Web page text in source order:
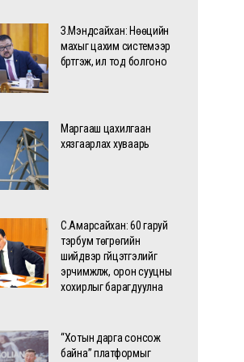
З.Мэндсайхан: Нөөцийн
махыг цахим системээр
бүртгэж, ил тод болгоно
Маргааш цахилгаан
хязгаарлах хуваарь
С.Амарсайхан: 60 гаруй
тэрбум төгрөгийн
шийдвэр гүйцэтгэлийг
эрчимжүүлж, орон сууцны
хохирлыг барагдуулна
“Хотын дарга сонсож
байна” платформыг